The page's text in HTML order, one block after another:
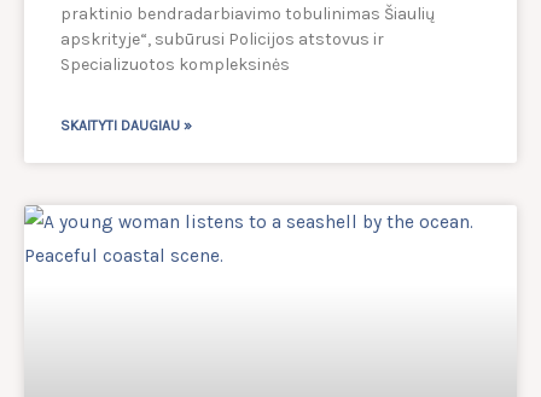
praktinio bendradarbiavimo tobulinimas Šiaulių
apskrityje“, subūrusi Policijos atstovus ir
Specializuotos kompleksinės
SKAITYTI DAUGIAU »